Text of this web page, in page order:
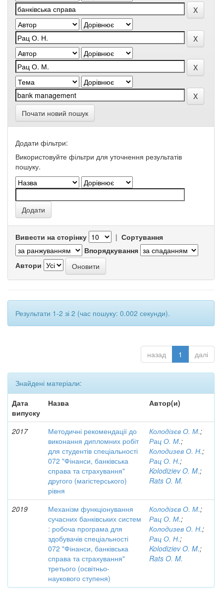
Почати новий пошук
Додати фільтри:
Використовуйте фільтри для уточнення результатів
пошуку.
Вивести на сторінку | Сортування
Впорядкування
Автори
Результати 1-2 зі 2 (час пошуку: 0.002 секунди).
назад 1 далі
Знайдені матеріали:
Дата
випуску
Назва Автор(и)
2017
Методичні рекомендації до
виконання дипломних робіт
для студентів спеціальності
072 "Фінанси, банківська
справа та страхування"
другого (магістерського)
рівня
Колодізєв О. М.;
Рац О. М.;
Колодизев О. Н.;
Рац О. Н.;
Kolodiziev O. M.;
Rats O. M.
2019
Механізм функціонування
сучасних банківських систем
: робоча програма для
здобувачів спеціальності
072 "Фінанси, банківська
справа та страхування"
третього (освітньо-
наукового ступеня)
Колодізєв О. М.;
Рац О. М.;
Колодизев О. Н.;
Рац О. Н.;
Kolodiziev O. M.;
Rats O. M.